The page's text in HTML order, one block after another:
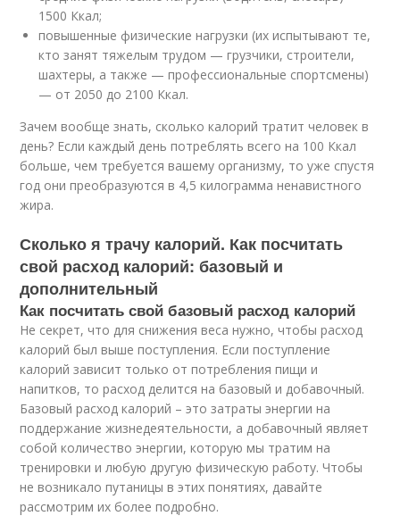
1500 Ккал;
повышенные физические нагрузки (их испытывают те,
кто занят тяжелым трудом — грузчики, строители,
шахтеры, а также — профессиональные спортсмены)
— от 2050 до 2100 Ккал.
Зачем вообще знать, сколько калорий тратит человек в
день? Если каждый день потреблять всего на 100 Ккал
больше, чем требуется вашему организму, то уже спустя
год они преобразуются в 4,5 килограмма ненавистного
жира.
Сколько я трачу калорий. Как посчитать
свой расход калорий: базовый и
дополнительный
Как посчитать свой базовый расход калорий
Не секрет, что для снижения веса нужно, чтобы расход
калорий был выше поступления. Если поступление
калорий зависит только от потребления пищи и
напитков, то расход делится на базовый и добавочный.
Базовый расход калорий – это затраты энергии на
поддержание жизнедеятельности, а добавочный являет
собой количество энергии, которую мы тратим на
тренировки и любую другую физическую работу. Чтобы
не возникало путаницы в этих понятиях, давайте
рассмотрим их более подробно.